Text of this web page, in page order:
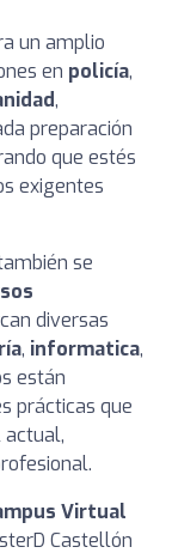
un amplio
en policía,
,
preparación
que estés
exigentes
se
diversas
, informatica,
están
prácticas que
actual,
Virtual
Castellón